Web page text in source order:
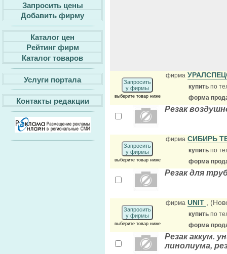
Запросить цены
Добавить фирму
Каталог цен
Рейтинг фирм
Каталог товаров
Услуги портала
Контакты редакции
Запросить
у фирмы
выберите товар ниже
фирма
купить по
форма
Резак
Запросить
у фирмы
выберите товар ниже
фирма СИБИРЬ
купить по
форма
Резак для
Запросить
у фирмы
выберите товар ниже
фирма UNIT ,
купить по
форма
Резак аккум.
линолиума,